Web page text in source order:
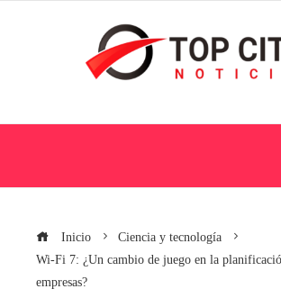
Inicio
Ciencia y tecnología
Wi-Fi 7: ¿Un cambio de juego en la
empresas?